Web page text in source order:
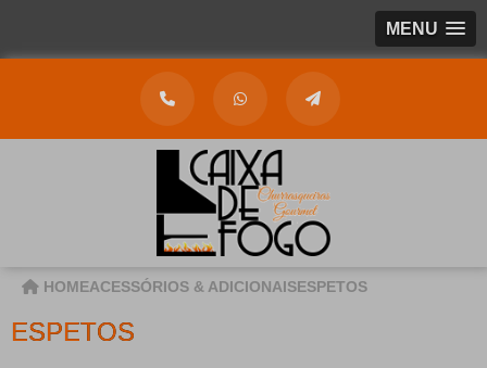
MENU
HOMEACESSÓRIOS & ADICIONAISESPETOS
ESPETOS